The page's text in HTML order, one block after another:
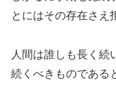
とにはその存在さえ
人間は誰しも長く続
続くべきものである